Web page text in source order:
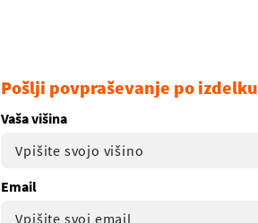
Pošlji povpraševanje po izdelku
Vaša višina
Email